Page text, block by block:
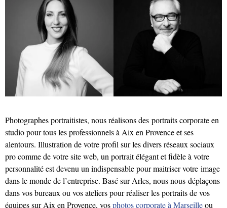
Photographes portraitistes, nous réalisons des portraits corporate en
studio pour tous les professionnels à Aix en Provence et ses
alentours. Illustration de votre profil sur les divers réseaux sociaux
pro comme de votre site web, un portrait élégant et fidèle à votre
personnalité est devenu un indispensable pour maitriser votre image
dans le monde de l’entreprise. Basé sur Arles, nous nous déplaçons
dans vos bureaux ou vos ateliers pour réaliser les portraits de vos
équipes sur Aix en Provence, vosphotos corporate à Marseilleou